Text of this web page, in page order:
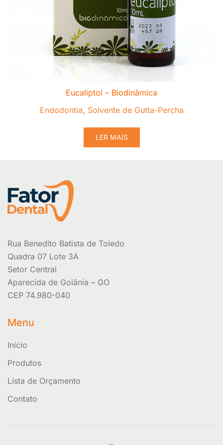
Eucaliptol – Biodinâmica
Endodontia, Solvente de Gutta-Percha
LER MAIS
Rua Benedito Batista de Toledo
Quadra 07 Lote 3A
Setor Central
Aparecida de Goiânia – GO
CEP 74.980-040
Menu
Início
Produtos
Lista de Orçamento
Contato